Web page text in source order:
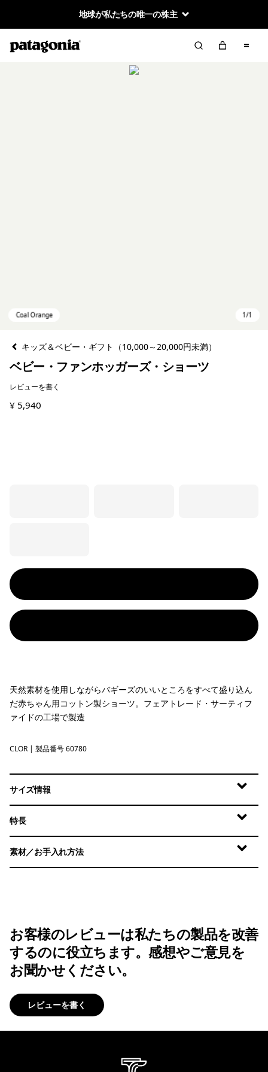
地球が私たちの唯一の株主
キッズ＆ベビー・ギフト（10,000～20,000円未満）
ベビー・ファンホッガーズ・ショーツ
レビューを書く
¥ 5,940
天然素材を使用しながらバギーズのいいところをすべて盛り込ん
だ赤ちゃん用コットン製ショーツ。フェアトレード・サーティフ
ァイドの工場で製造
Coal Orange
CLOR | 製品番号 60780
サイズ情報
特長
素材／お手入れ方法
お客様のレビューは私たちの製品を改善
するのに役立ちます。感想やご意見を
お聞かせください。
レビューを書く